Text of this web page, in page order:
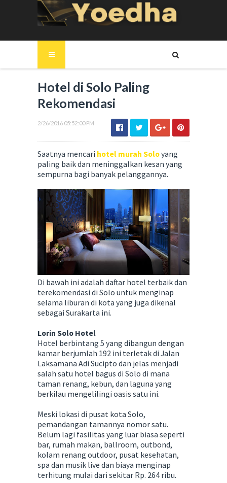
Hotel di Solo Paling
Rekomendasi
2/26/2016 05:52:00 PM
Saatnya mencari hotel murah Soloyang
paling baik dan meninggalkan kesan yang
sempurna bagi banyak pelanggannya.
Di bawah ini adalah daftar hotel terbaik dan
terekomendasi di Solo untuk menginap
selama liburan di kota yang juga dikenal
sebagai Surakarta ini.
Lorin Solo Hotel
Hotel berbintang 5 yang dibangun dengan
kamar berjumlah 192 ini terletak di Jalan
Laksamana Adi Sucipto dan jelas menjadi
salah satu hotel bagus di Solo di mana
taman renang, kebun, dan laguna yang
berkilau mengelilingi oasis satu ini.
Meski lokasi di pusat kota Solo,
pemandangan tamannya nomor satu.
Belum lagi fasilitas yang luar biasa seperti
bar, rumah makan, ballroom, outbond,
kolam renang outdoor, pusat kesehatan,
spa dan musik live dan biaya menginap
terhitung mulai dari sekitar Rp. 264 ribu.